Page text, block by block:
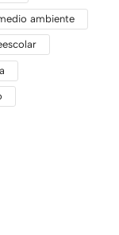
ambiente